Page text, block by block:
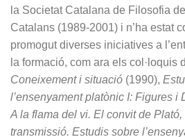
la Societat Catalana de Filosofia
Catalans (1989-2001) i n’ha estat
promogut diverses iniciatives a
la formació, com ara els col·loquis
Coneixement i situació (1990),
l’ensenyament platònic I: Figures i
A la flama del vi. El convit de
transmissió. Estudis sobre